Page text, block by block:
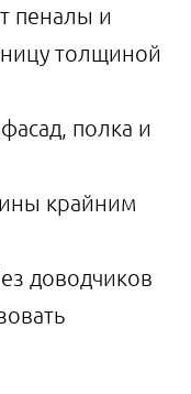
пеналы и
толщиной
полка и
крайним
доводчиков